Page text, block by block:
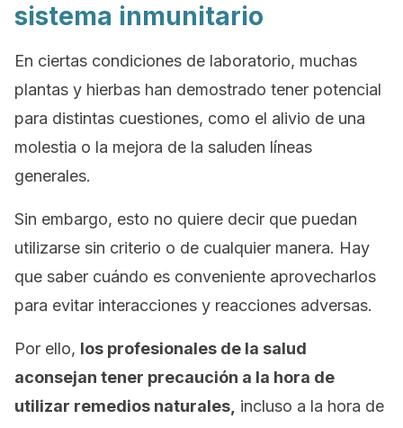
sistema inmunitario
En ciertas condiciones de laboratorio, muchas
plantas y hierbas han demostrado tener potencial
para distintas cuestiones, como el alivio de una
molestia o la mejora de la saluden líneas
generales.
Sin embargo, esto no quiere decir que puedan
utilizarse sin criterio o de cualquier manera. Hay
que saber cuándo es conveniente aprovecharlos
para evitar interacciones y reacciones adversas.
Por ello, los profesionales de la salud
aconsejan tener precaución a la hora de
utilizar remedios naturales, incluso a la hora de